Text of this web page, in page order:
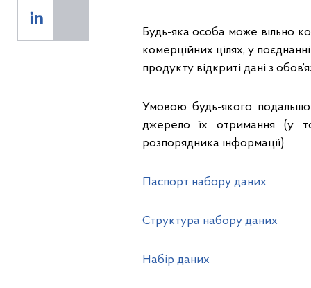
Будь-яка особа може вільно
комерційних цілях, у
продукту відкриті дані з
Умовою будь-якого
джерело їх отримання (у
розпорядника інформації).
Паспорт набору даних
Структура набору даних
Набір даних